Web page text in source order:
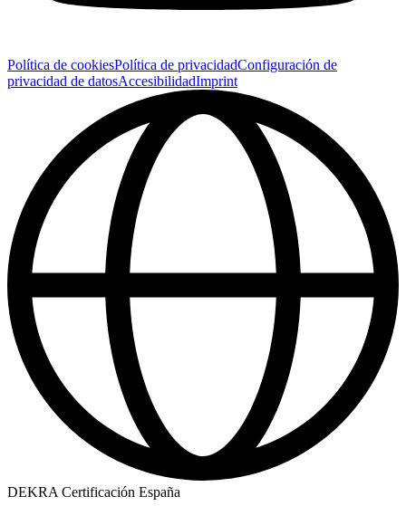
Política de cookiesPolítica de privacidadConfiguración de
privacidad de datosAccesibilidadImprint
DEKRA Certificación España